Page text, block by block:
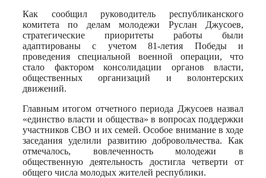
Как сообщил руководитель республиканского
комитета по делам молодежи Руслан Джусоев,
стратегические приоритеты работы были
адаптированы с учетом 81-летия Победы и
проведения специальной военной операции, что
стало фактором консолидации органов власти,
общественных организаций и волонтерских
движений.
Главным итогом отчетного периода Джусоев назвал
«единство власти и общества» в вопросах поддержки
участников СВО и их семей. Особое внимание в ходе
заседания уделили развитию добровольчества. Как
отмечалось, вовлеченность молодежи в
общественную деятельность достигла четверти от
общего числа молодых жителей республики.